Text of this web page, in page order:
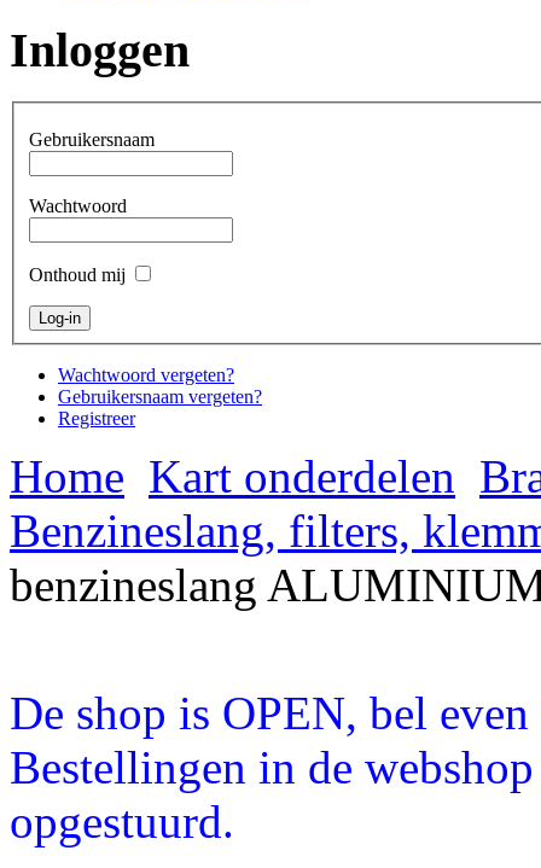
Inloggen
Gebruikersnaam
Wachtwoord
Onthoud mij
Wachtwoord vergeten?
Gebruikersnaam vergeten?
Registreer
Home Kart onderdelen
Benzineslang, filters,
benzineslang
De shop is OPEN, bel
Bestellingen in de
opgestuurd.